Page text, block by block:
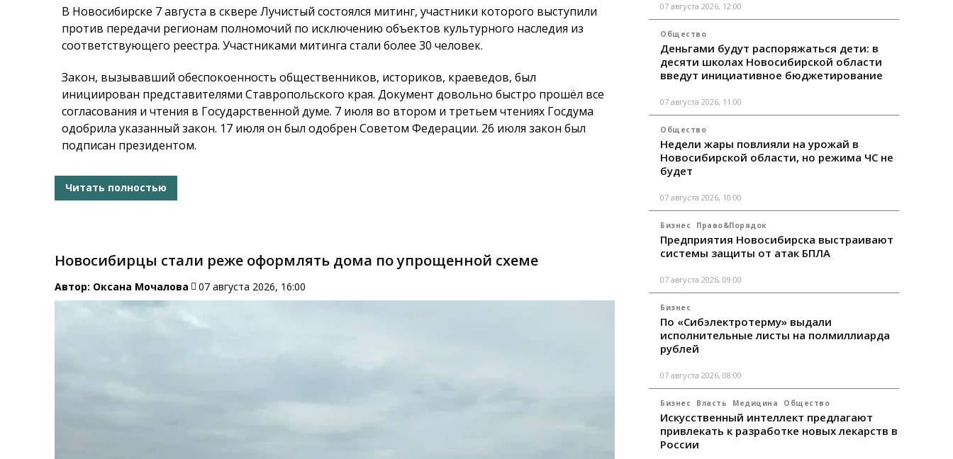
В Новосибирске 7 августа в сквере Лучистый состоялся митинг, участники которого выступили
против передачи регионам полномочий по исключению объектов культурного наследия из
соответствующего реестра. Участниками митинга стали более 30 человек.
Закон, вызывавший обеспокоенность общественников, историков, краеведов, был
инициирован представителями Ставропольского края. Документ довольно быстро прошёл все
согласования и чтения в Государственной думе. 7 июля во втором и третьем чтениях Госдума
одобрила указанный закон. 17 июля он был одобрен Советом Федерации. 26 июля закон был
подписан президентом.
Читать полностью
Новосибирцы стали реже оформлять дома по упрощенной схеме
Автор: Оксана Мочалова 07 августа 2026, 16:00
07 августа 2026, 12:00
Общество
Деньгами будут распоряжаться дети: в
десяти школах Новосибирской области
введут инициативное бюджетирование
07 августа 2026, 11:00
Общество
Недели жары повлияли на урожай в
Новосибирской области, но режима ЧС не
будет
07 августа 2026, 10:00
Бизнес Право&Порядок
Предприятия Новосибирска выстраивают
системы защиты от атак БПЛА
07 августа 2026, 09:00
Бизнес
По «Сибэлектротерму» выдали
исполнительные листы на полмиллиарда
рублей
07 августа 2026, 08:00
Бизнес Власть Медицина Общество
Искусственный интеллект предлагают
привлекать к разработке новых лекарств в
России